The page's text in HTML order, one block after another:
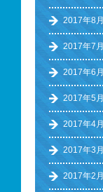
2017年8月
2017年7月
2017年6月
2017年5月
2017年4月
2017年3月
2017年2月